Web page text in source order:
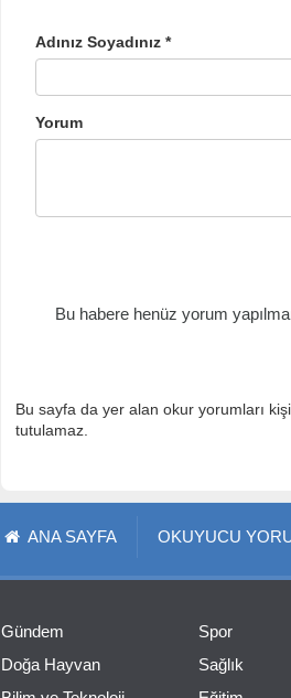
Adınız Soyadınız *
Yorum
Bu habere henüz yorum
Bu sayfa da yer alan okur yorumları
tutulamaz.
ANA SAYFA OKUYUCU
Gündem
Doğa Hayvan
Spor
Sağlık